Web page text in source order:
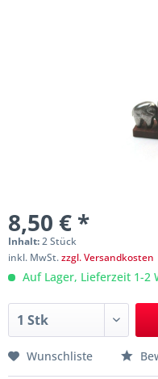
8,50 € *
Inhalt:2 Stück
inkl. MwSt.zzgl. Versandkosten
Auf Lager, Lieferzeit 1-2
Wunschliste